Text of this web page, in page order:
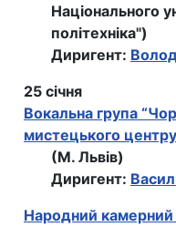
Національного
політехніка")
Диригент:
25 січня
Вокальна група
мистецького
(М. Львів)
Диригент:
Народний